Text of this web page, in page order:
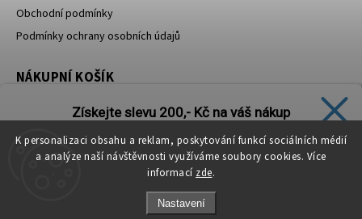
K personalizaci obsahu a reklam, poskytování funkcí sociálních médií
a analýze naší návštěvnosti využíváme soubory cookies. Více
informací zde.
Nastavení
Obchodní podmínky
Podmínky ochrany osobních údajů
NÁKUPNÍ KOŠÍK
0ks /0 Kč
Získejte slevu 200,- Kč na váš nákup
Přihlaste se k odběru našeho newsletteru.
CHCI SLEVU